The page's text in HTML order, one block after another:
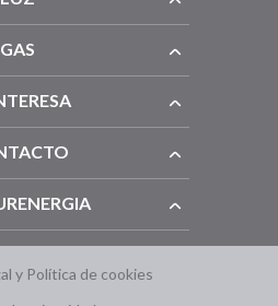
GAS
y Política de cookies